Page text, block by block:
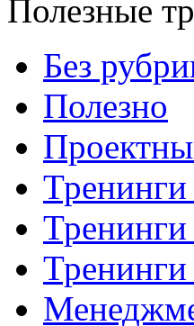
Полезные
Без
Полезно
Тренинги